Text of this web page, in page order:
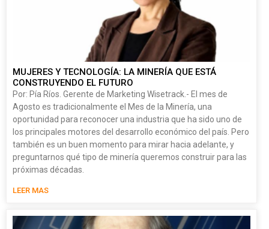
MUJERES Y TECNOLOGÍA: LA MINERÍA QUE ESTÁ
CONSTRUYENDO EL FUTURO
Por: Pía Ríos. Gerente de Marketing Wisetrack.- El mes de
Agosto es tradicionalmente el Mes de la Minería, una
oportunidad para reconocer una industria que ha sido uno de
los principales motores del desarrollo económico del país. Pero
también es un buen momento para mirar hacia adelante, y
preguntarnos qué tipo de minería queremos construir para las
próximas décadas.
LEER MAS